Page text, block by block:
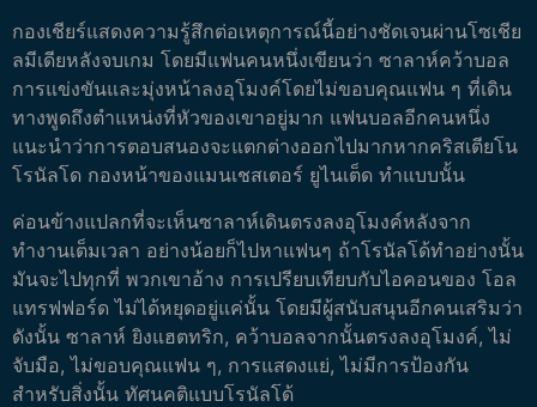
กองเชียร์แสดงความรู้สึกต่อเหตุการณ์นี้อย่างชัดเจนผ่านโซเชีย
ลมีเดียหลังจบเกม โดยมีแฟนคนหนึ่งเขียนว่า ซาลาห์คว้าบอล
การแข่งขันและมุ่งหน้าลงอุโมงค์โดยไม่ขอบคุณแฟน ๆ ที่เดิน
ทางพูดถึงตำแหน่งที่หัวของเขาอยู่มาก แฟนบอลอีกคนหนึ่ง
แนะนำว่าการตอบสนองจะแตกต่างออกไปมากหากคริสเตียโน
โรนัลโด กองหน้าของแมนเชสเตอร์ ยูไนเต็ด ทำแบบนั้น
ค่อนข้างแปลกที่จะเห็นซาลาห์เดินตรงลงอุโมงค์หลังจาก
ทำงานเต็มเวลา อย่างน้อยก็ไปหาแฟนๆ ถ้าโรนัลโด้ทำอย่างนั้น
มันจะไปทุกที่ พวกเขาอ้าง การเปรียบเทียบกับไอคอนของ โอล
แทรฟฟอร์ด ไม่ได้หยุดอยู่แค่นั้น โดยมีผู้สนับสนุนอีกคนเสริมว่า
ดังนั้น ซาลาห์ ยิงแฮตทริก, คว้าบอลจากนั้นตรงลงอุโมงค์, ไม่
จับมือ, ไม่ขอบคุณแฟน ๆ, การแสดงแย่, ไม่มีการป้องกัน
สำหรับสิ่งนั้น ทัศนคติแบบโรนัลโด้